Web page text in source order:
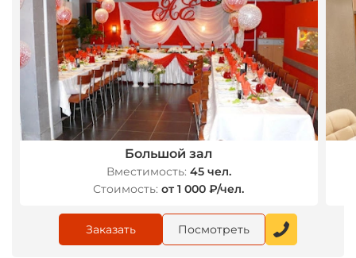
Большой зал
Вместимость: 45 чел.
Стоимость: от 1 000 ₽/чел.
Заказать Посмотреть
*